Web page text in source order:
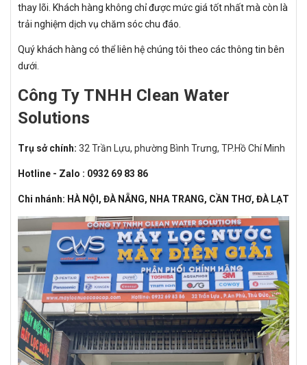
thay lõi. Khách hàng không chỉ được mức giá tốt nhất mà còn là
trải nghiệm dịch vụ chăm sóc chu đáo.
Quý khách hàng có thể liên hệ chúng tôi theo các thông tin bên
dưới.
Công Ty TNHH Clean Water
Solutions
Trụ sở chính: 32 Trần Lựu, phường Bình Trưng, TP.Hồ Chí Minh
Hotline - Zalo : 0932 69 83 86
Chi nhánh: HÀ NỘI, ĐÀ NẴNG, NHA TRANG, CẦN THƠ, ĐÀ LẠT